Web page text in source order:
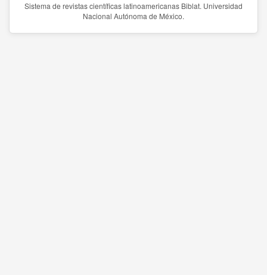
Sistema de revistas científicas latinoamericanas Biblat. Universidad
Nacional Autónoma de México.